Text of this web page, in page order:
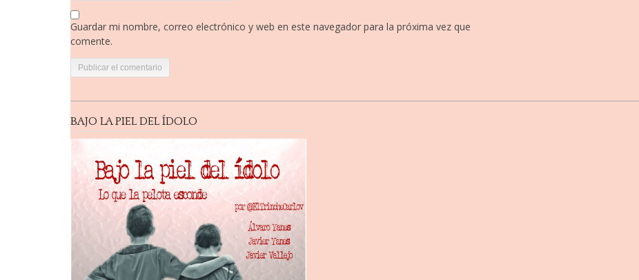
Guardar mi nombre, correo electrónico y web en este navegador para la próxima vez que
comente.
BAJO LA PIEL DEL ÍDOLO